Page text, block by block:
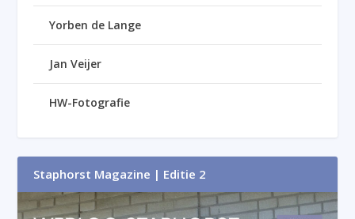
Yorben de Lange
Jan Veijer
HW-Fotografie
Staphorst Magazine | Editie 2